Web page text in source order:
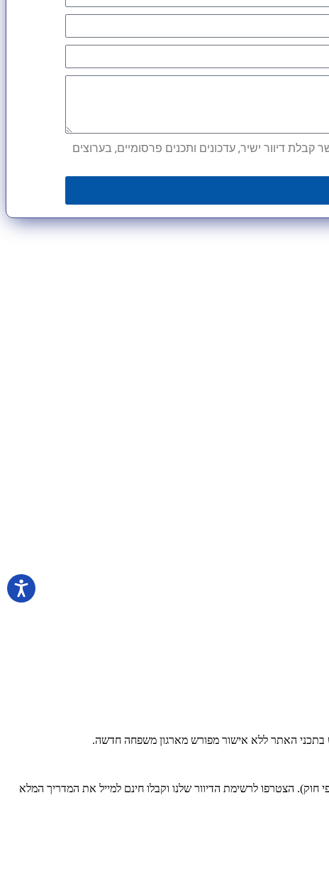
דיוור ישיר, עדכונים ותכנים פרסומיים, בערוצים
בתכני האתר ללא אישור מפורש מארגון משפחה חדשה.
הצטרפו לרשימת הדיוור שלנו וקבלו חינם למייל את המדריך המלא